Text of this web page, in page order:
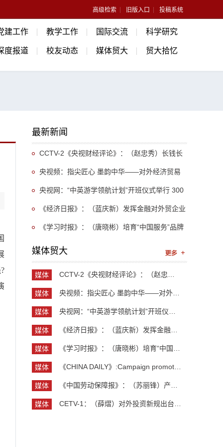
高级检索 旧版入口 投稿系统
建工作 教学工作 国际交流 科学研究
度报道 校友动态 媒体贸大 贸大拾忆
最新新闻
CCTV-2《央视财经评论》：（赵忠秀）长钱长
投 外资为何持续“加仓”中国
央视频：指尖匠心 墨韵中华——对外经济贸易
大学外教走进荣宝斋体验木板水印非遗
央视网：“中英游学领航计划”开班仪式举行 300
余名英国学生开启“游学中国”旅程
《经济日报》：（蓝庆新）发挥金融对外贸企业
支持作用
《学习时报》：（唐晓彬）培育“中国服务”品牌
的战略要义
媒体贸大
媒体
媒体
媒体
媒体
媒体
媒体
媒体
媒体